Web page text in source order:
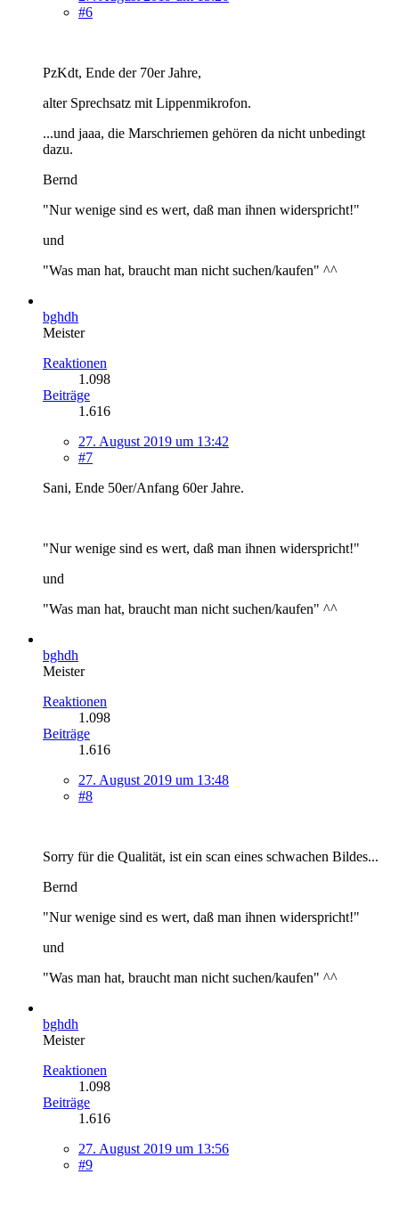
#6
PzKdt, Ende der 70er Jahre,
alter Sprechsatz mit Lippenmikrofon.
...und jaaa, die Marschriemen gehören da nicht unbedingt
dazu.
Bernd
"Nur wenige sind es wert, daß man ihnen widerspricht!"
und
"Was man hat, braucht man nicht suchen/kaufen" ^^
bghdh
Meister
Reaktionen
1.098
Beiträge
1.616
27. August 2019 um 13:42
#7
Sani, Ende 50er/Anfang 60er Jahre.
"Nur wenige sind es wert, daß man ihnen widerspricht!"
und
"Was man hat, braucht man nicht suchen/kaufen" ^^
bghdh
Meister
Reaktionen
1.098
Beiträge
1.616
27. August 2019 um 13:48
#8
Sorry für die Qualität, ist ein scan eines schwachen Bildes...
Bernd
"Nur wenige sind es wert, daß man ihnen widerspricht!"
und
"Was man hat, braucht man nicht suchen/kaufen" ^^
bghdh
Meister
Reaktionen
1.098
Beiträge
1.616
27. August 2019 um 13:56
#9